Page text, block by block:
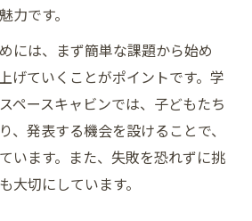
力です。
には、まず簡単な課題から始め
げていくことがポイントです。学
ペースキャビンでは、子どもたち
、発表する機会を設けることで、
います。また、失敗を恐れずに挑
大切にしています。